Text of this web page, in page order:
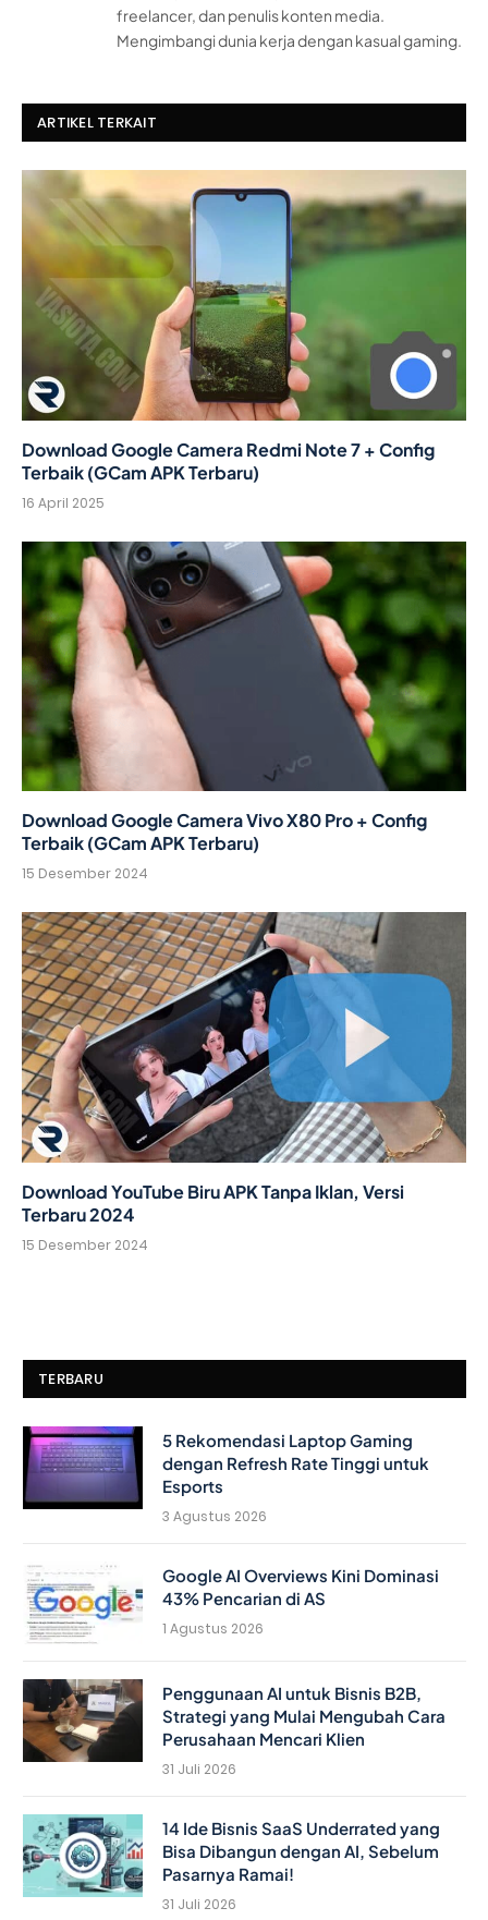
freelancer, dan penulis konten media.
Mengimbangi dunia kerja dengan kasual gaming.
ARTIKEL TERKAIT
Download Google Camera Redmi Note 7 + Config
Terbaik (GCam APK Terbaru)
16 April 2025
Download Google Camera Vivo X80 Pro + Config
Terbaik (GCam APK Terbaru)
15 Desember 2024
Download YouTube Biru APK Tanpa Iklan, Versi
Terbaru 2024
15 Desember 2024
TERBARU
5 Rekomendasi Laptop Gaming
dengan Refresh Rate Tinggi untuk
Esports
3 Agustus 2026
Google AI Overviews Kini Dominasi
43% Pencarian di AS
1 Agustus 2026
Penggunaan AI untuk Bisnis B2B,
Strategi yang Mulai Mengubah Cara
Perusahaan Mencari Klien
31 Juli 2026
14 Ide Bisnis SaaS Underrated yang
Bisa Dibangun dengan AI, Sebelum
Pasarnya Ramai!
31 Juli 2026